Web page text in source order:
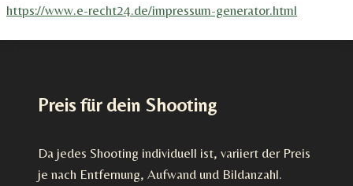
https://www.e-recht24.de/impressum-generator.html
Preis für dein Shooting
Da jedes Shooting individuell ist, variiert der Preis
je nach Entfernung, Aufwand und Bildanzahl.